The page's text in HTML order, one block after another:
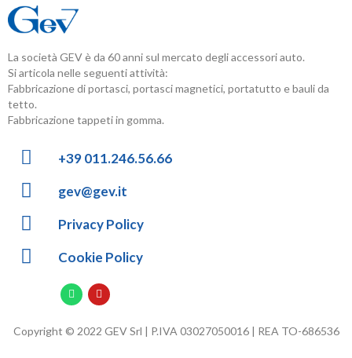
La società GEV è da 60 anni sul mercato degli accessori auto.
Si articola nelle seguenti attività:
Fabbricazione di portasci, portasci magnetici, portatutto e bauli da
tetto.
Fabbricazione tappeti in gomma.
+39 011.246.56.66
gev@gev.it
Privacy Policy
Cookie Policy
Copyright © 2022 GEV Srl | P.IVA 03027050016 | REA TO-686536